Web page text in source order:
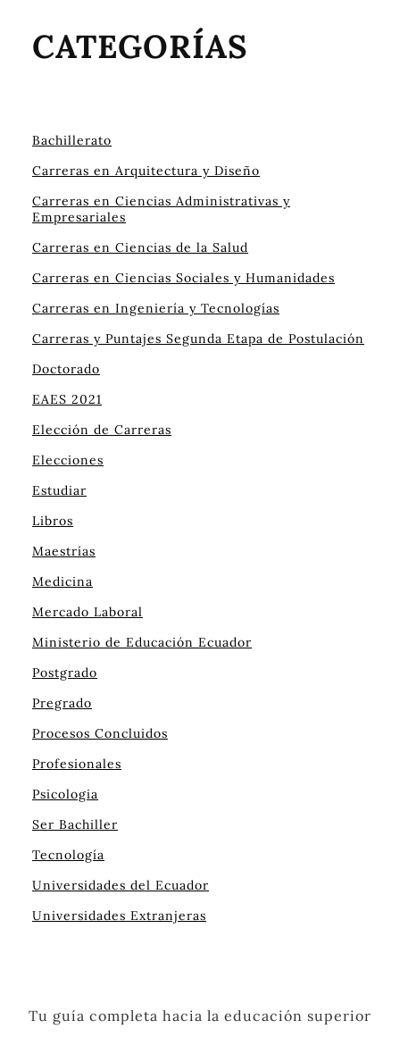
CATEGORÍAS
Bachillerato
Carreras en Arquitectura y Diseño
Carreras en Ciencias Administrativas y
Empresariales
Carreras en Ciencias de la Salud
Carreras en Ciencias Sociales y Humanidades
Carreras en Ingeniería y Tecnologías
Carreras y Puntajes Segunda Etapa de Postulación
Doctorado
EAES 2021
Elección de Carreras
Elecciones
Estudiar
Libros
Maestrías
Medicina
Mercado Laboral
Ministerio de Educación Ecuador
Postgrado
Pregrado
Procesos Concluidos
Profesionales
Psicologia
Ser Bachiller
Tecnología
Universidades del Ecuador
Universidades Extranjeras
Tu guía completa hacia la educación superior